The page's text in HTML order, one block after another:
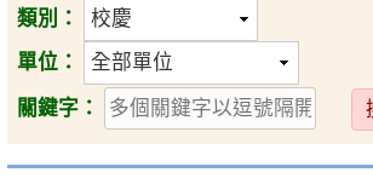
類別：
單位：
關鍵字：
送
出